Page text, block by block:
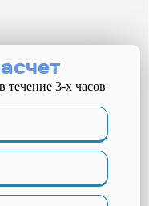
течение 3-х часов